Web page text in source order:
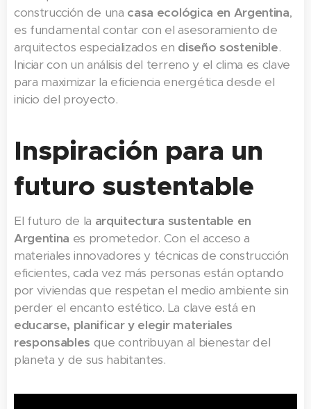
construcción de una casa ecológica en Argentina,
es fundamental contar con el asesoramiento de
arquitectos especializados en diseño sostenible.
Iniciar con un análisis del terreno y el clima es clave
para maximizar la eficiencia energética desde el
inicio del proyecto.
Inspiración para un
futuro sustentable
El futuro de la arquitectura sustentable en
Argentina es prometedor. Con el acceso a
materiales innovadores y técnicas de construcción
eficientes, cada vez más personas están optando
por viviendas que respetan el medio ambiente sin
perder el encanto estético. La clave está en
educarse, planificar y elegir materiales
responsables que contribuyan al bienestar del
planeta y de sus habitantes.